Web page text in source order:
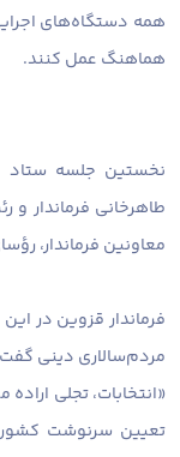
همه دستگاه‌های
هماهنگ عمل کنند.
نخستین جلسه ستاد
طاهرخانی فرماندار
معاونین فرماندار،
فرماندار قزوین در
مردم‌سالاری دینی
«انتخابات، تجلی
تعیین سرنوشت کشور